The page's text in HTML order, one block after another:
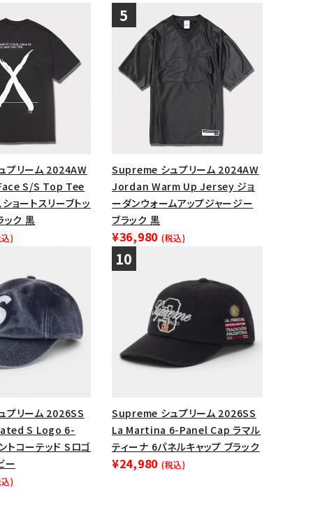
プリーム 2024AW
S/S Top Tee
ョートスリーブトッ
ック 黒
)
Supreme シュプリーム 2024AW
Jordan Warm Up Jersey ジョ
ーダンウォームアップジャージー
ブラック 黒
¥36,980 (税込)
プリーム 2026SS
S Logo 6-
トコーテッド Sロゴ
ー
)
Supreme シュプリーム 2026SS
La Martina 6-Panel Cap ラマル
ティーナ 6パネルキャップ ブラック
¥24,980 (税込)